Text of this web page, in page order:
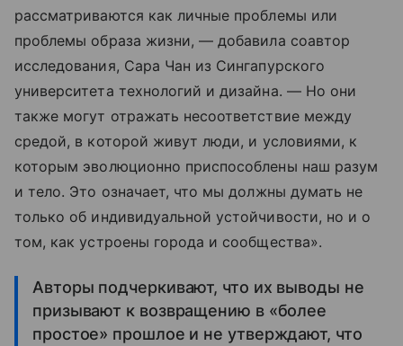
рассматриваются как личные проблемы или
проблемы образа жизни, — добавила соавтор
исследования, Сара Чан из Сингапурского
университета технологий и дизайна. — Но они
также могут отражать несоответствие между
средой, в которой живут люди, и условиями, к
которым эволюционно приспособлены наш разум
и тело. Это означает, что мы должны думать не
только об индивидуальной устойчивости, но и о
том, как устроены города и сообщества».
Авторы подчеркивают, что их выводы не
призывают к возвращению в «более
простое» прошлое и не утверждают, что